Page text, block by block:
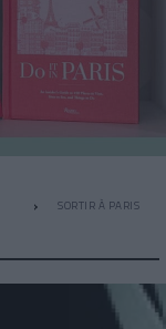
SORTIR À PARIS